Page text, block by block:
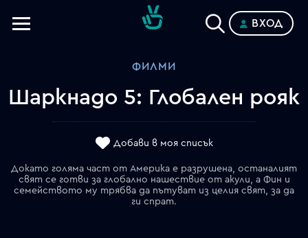
ВХОД
ФИЛМИ
Шаркнадо 5: Глобален рояк
Добави в моя списък
Докато голяма част от Америка е разрушена, останалият
свят се готви за глобално нашествие от акули, а Фин и
семейството му трябва да пътуват из целия свят, за да
ги спрат.